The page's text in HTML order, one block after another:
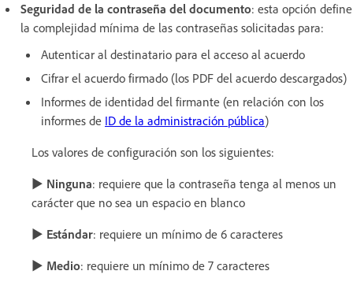
Seguridad de la contraseña del documento: esta opción define
la complejidad mínima de las contraseñas solicitadas para:
Autenticar al destinatario para el acceso al acuerdo
Cifrar el acuerdo firmado (los PDF del acuerdo descargados)
Informes de identidad del firmante (en relación con los
informes de ID de la administración pública)
Los valores de configuración son los siguientes:
► Ninguna: requiere que la contraseña tenga al menos un
carácter que no sea un espacio en blanco
► Estándar: requiere un mínimo de 6 caracteres
► Medio: requiere un mínimo de 7 caracteres